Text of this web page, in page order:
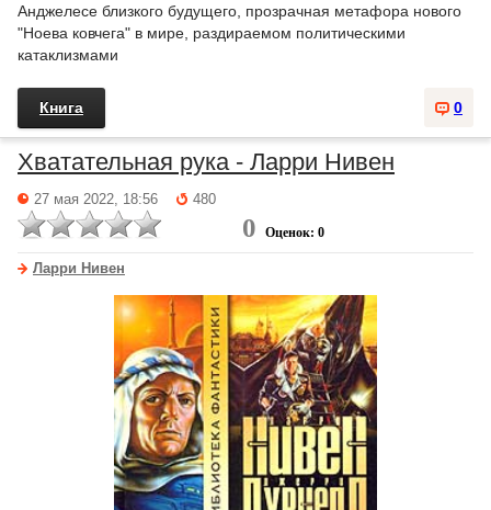
Анджелесе близкого будущего, прозрачная метафора нового
"Ноева ковчега" в мире, раздираемом политическими
катаклизмами
0
Книга
Хватательная рука - Ларри Нивен
27 мая 2022, 18:56 480
0 Оценок: 0
Ларри Нивен